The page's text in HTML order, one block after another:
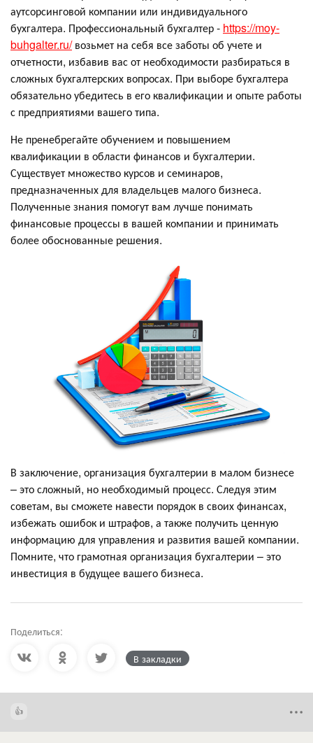
аутсорсинговой компании или индивидуального
бухгалтера. Профессиональный бухгалтер - https://moy-
buhgalter.ru/возьмет на себя все заботы об учете и
отчетности, избавив вас от необходимости разбираться в
сложных бухгалтерских вопросах. При выборе бухгалтера
обязательно убедитесь в его квалификации и опыте работы
с предприятиями вашего типа.
Не пренебрегайте обучением и повышением
квалификации в области финансов и бухгалтерии.
Существует множество курсов и семинаров,
предназначенных для владельцев малого бизнеса.
Полученные знания помогут вам лучше понимать
финансовые процессы в вашей компании и принимать
более обоснованные решения.
В заключение, организация бухгалтерии в малом бизнесе
– это сложный, но необходимый процесс. Следуя этим
советам, вы сможете навести порядок в своих финансах,
избежать ошибок и штрафов, а также получить ценную
информацию для управления и развития вашей компании.
Помните, что грамотная организация бухгалтерии – это
инвестиция в будущее вашего бизнеса.
Поделиться:
В закладки